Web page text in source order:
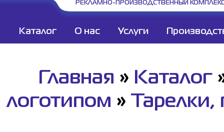
РЕКЛАМНО-ПРОИЗВОДСТВЕННЫЙ
Каталог О нас Услуги
Главная » Каталог
логотипом » Тарелки,